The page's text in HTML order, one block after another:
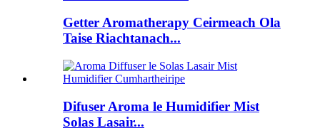
Getter Aromatherapy Ceirmeach Ola
Taise Riachtanach...
Difuser Aroma le Humidifier Mist
Solas Lasair...